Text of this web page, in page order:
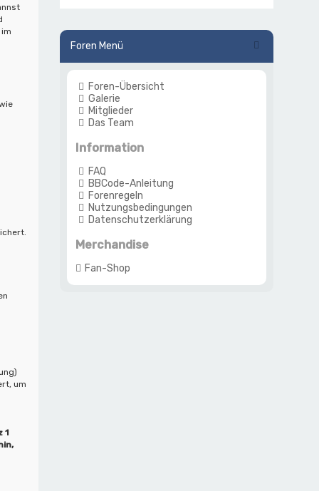
um
1
Foren Menü
Foren-Übersicht
Galerie
Mitglieder
Das Team
Information
FAQ
BBCode-Anleitung
Forenregeln
Nutzungsbedingungen
Datenschutzerklärung
Merchandise
Fan-Shop